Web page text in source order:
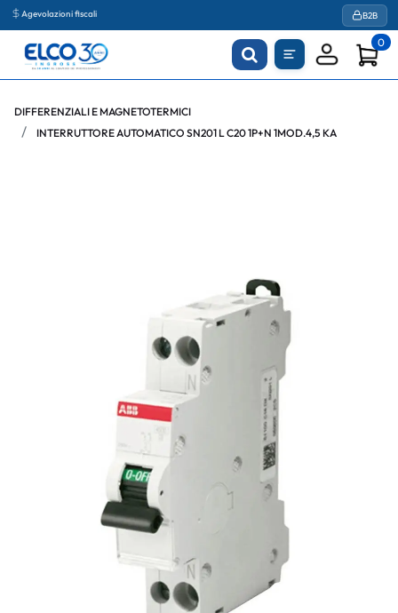
Agevolazioni fiscali B2B
0
DIFFERENZIALI E MAGNETOTERMICI
INTERRUTTORE AUTOMATICO SN201 L C20 1P+N 1MOD.4,5 KA